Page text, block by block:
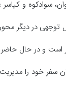
سوادکوه و
توجهی در دیگر
است و در حال
سفر خود را